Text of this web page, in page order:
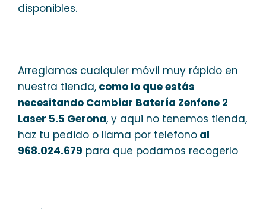
disponibles.
Arreglamos cualquier móvil muy rápido en
nuestra tienda, como lo que estás
necesitando Cambiar Batería Zenfone 2
Laser 5.5 Gerona, y aqui no tenemos tienda,
haz tu pedido o llama por telefono al
968.024.679 para que podamos recogerlo